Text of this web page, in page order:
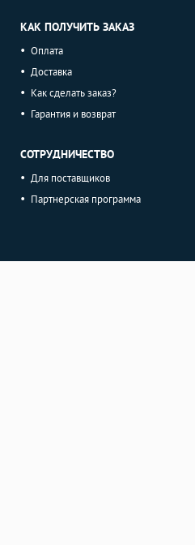
КАК ПОЛУЧИТЬ ЗАКАЗ
Оплата
Доставка
Как сделать заказ?
Гарантия и возврат
СОТРУДНИЧЕСТВО
Для поставщиков
Партнерская программа